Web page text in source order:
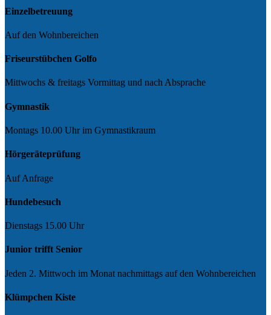
Einzelbetreuung
Auf den Wohnbereichen
Friseurstübchen Golfo
Mittwochs & freitags Vormittag und nach Absprache
Gymnastik
Montags 10.00 Uhr im Gymnastikraum
Hörgeräteprüfung
Auf Anfrage
Hundebesuch
Dienstags 15.00 Uhr
Junior trifft Senior
Jeden 2. Mittwoch im Monat nachmittags auf den Wohnbereichen
Klümpchen Kiste